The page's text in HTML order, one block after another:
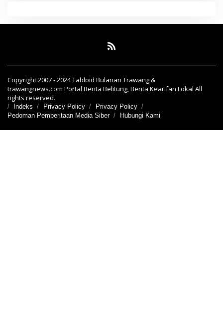
Copyright 2007 - 2024 Tabloid Bulanan Trawang &
trawangnews.com Portal Berita Belitung, Berita Kearifan Lokal All
rights reserved.
Indeks Privacy Policy
Privacy Policy
Pedoman Pemberitaan Media Siber
Hubungi Kami